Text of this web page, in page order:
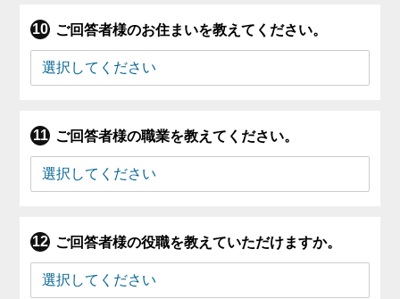
ご回答者様のお住まいを教えてください。
ご回答者様の職業を教えてください。
ご回答者様の役職を教えていただけますか。